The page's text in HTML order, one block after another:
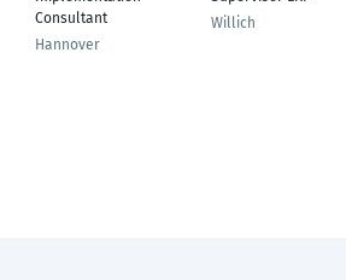
Consultant
Hannover
Willich